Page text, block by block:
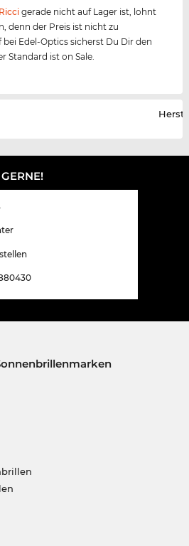
gerade nicht auf Lager ist, lohnt
denn der Preis ist nicht zu
Edel-Optics sicherst Du Dir den
Standard ist on Sale.